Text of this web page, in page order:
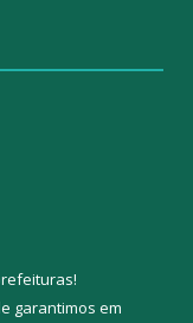
!
garantimos em